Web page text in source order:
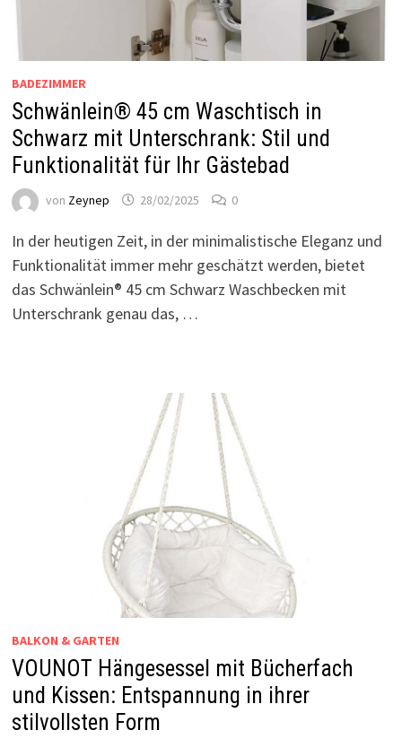
BADEZIMMER
Schwänlein® 45 cm Waschtisch in
Schwarz mit Unterschrank: Stil und
Funktionalität für Ihr Gästebad
von Zeynep 28/02/2025 0
In der heutigen Zeit, in der minimalistische Eleganz und
Funktionalität immer mehr geschätzt werden, bietet
das Schwänlein® 45 cm Schwarz Waschbecken mit
Unterschrank genau das, …
BALKON & GARTEN
VOUNOT Hängesessel mit Bücherfach
und Kissen: Entspannung in ihrer
stilvollsten Form